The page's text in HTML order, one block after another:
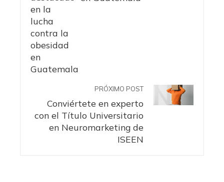
PRÓXIMO POST
Conviértete en experto
con el Título Universitario
en Neuromarketing de
ISEEN